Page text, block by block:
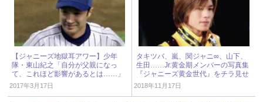
【ジャニーズ地獄耳アワー】少年
隊・東山紀之「自分が父親になっ
て、これほど影響があるとは……」
2017年3月17日
タキツバ、嵐、関ジャニ∞、山下、
生田……Jr.黄金期メンバーの写真集
『ジャニーズ黄金世代』をチラ見せ
2018年11月17日